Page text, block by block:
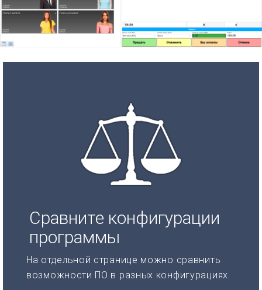
Сравните конфигурации
программы
На отдельной странице можно сравнить
возможности ПО в разных конфигурациях.